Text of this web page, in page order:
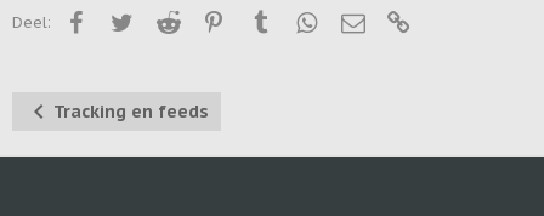
Deel: FacebookTwitterReddit PinterestTumblrWhatsApp
E-mail
Tracking en feeds